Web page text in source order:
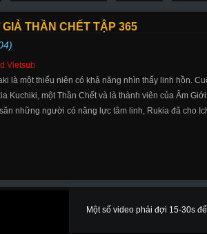
THẦN CHẾT TẬP 365
Vietsub
là một thiếu niên có khả năng nhìn thấy linh hồn.
Kuchiki, một Thần Chết và là thành viên của Âm
những người có năng lực tâm linh, Rukia đã cho
Một số video phải đợi 15-30s để